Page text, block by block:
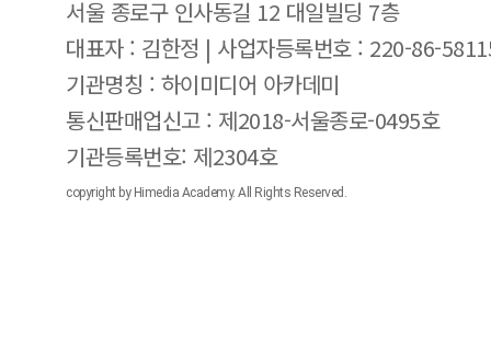
서울 종로구 인사동길 12 대일빌딩 7층
대표자 : 김한정 | 사업자등록번호 : 220-86-
기관명칭 : 하이미디어 아카데미
통신판매업신고 : 제2018-서울종로-0495호
기관등록번호: 제2304호
copyright by Himedia Academy. All Rights Reserved.